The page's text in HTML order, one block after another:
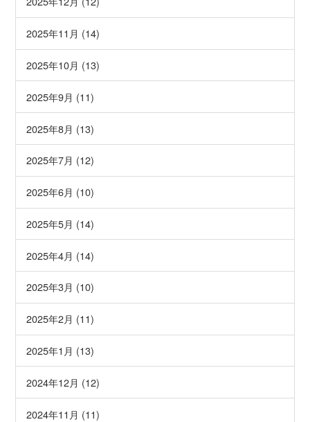
2025年11月 (14)
2025年10月 (13)
2025年9月 (11)
2025年8月 (13)
2025年7月 (12)
2025年6月 (10)
2025年5月 (14)
2025年4月 (14)
2025年3月 (10)
2025年2月 (11)
2025年1月 (13)
2024年12月 (12)
2024年11月 (11)